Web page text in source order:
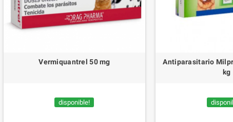
Vermiquantrel 50 mg
disponible!
Antiparasitario
kg